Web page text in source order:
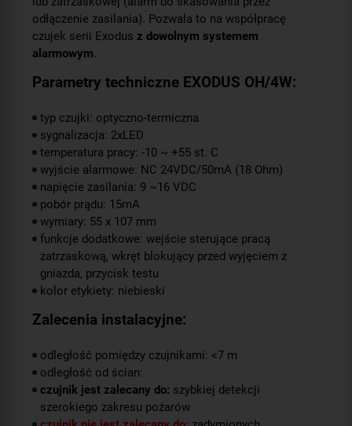
odłączenie zasilania). Pozwala to na współpracę
czujek serii Exodus z dowolnym systemem
alarmowym.
Parametry techniczne EXODUS OH/4W:
typ czujki: optyczno-termiczna
sygnalizacja: 2xLED
temperatura pracy: -10 ~ +55 st. C
wyjście alarmowe: NC 24VDC/50mA (18 Ohm)
napięcie zasilania: 9 ~16 VDC
pobór prądu: 15mA
wymiary: 55 x 107 mm
funkcje dodatkowe: wejście sterujące pracą
zatrzaskową, wkręt blokujący przed wyjęciem z
gniazda, przycisk testu
kolor etykiety: niebieski
Zalecenia instalacyjne:
odległość pomiędzy czujnikami: <7 m
odległość od ścian:
czujnik jest zalecany do: szybkiej detekcji
szerokiego zakresu pożarów